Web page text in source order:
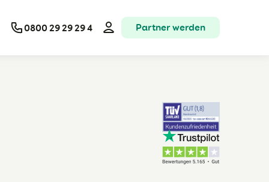
0800 29 29 29 4 Partner werden